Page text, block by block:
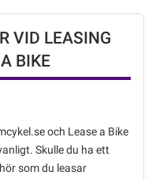
VID LEASING
BIKE
och Lease a Bike
Skulle du ha ett
som du leasar